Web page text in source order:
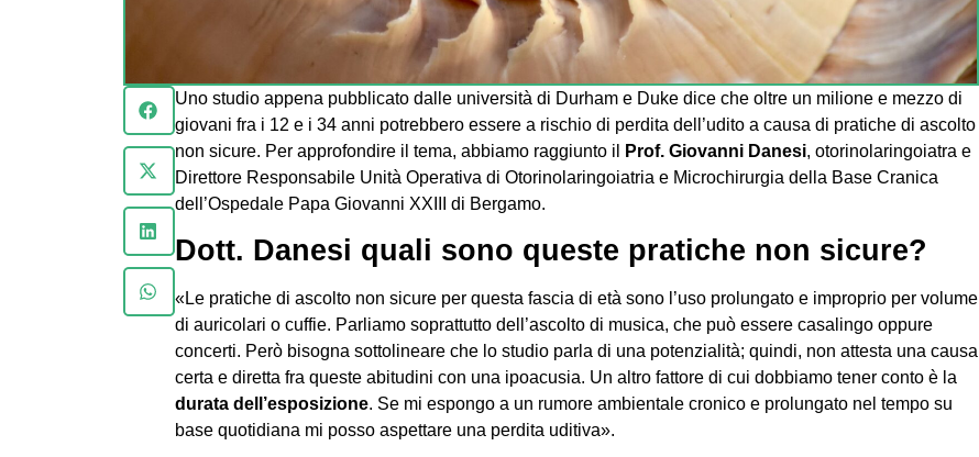
Uno studio appena pubblicato dalle università di Durham e Duke dice che oltre un milione e mezzo di
giovani fra i 12 e i 34 anni potrebbero essere a rischio di perdita dell’udito a causa di pratiche di ascolto
non sicure. Per approfondire il tema, abbiamo raggiunto il
Prof. Giovanni Danesi, otorinolaringoiatra e
Direttore Responsabile Unità Operativa di Otorinolaringoiatria e Microchirurgia della Base Cranica
dell’Ospedale Papa Giovanni XXIII di Bergamo.
Dott. Danesi quali sono queste pratiche non sicure?
«Le pratiche di ascolto non sicure per questa fascia di età sono l’uso prolungato e improprio per volume
di auricolari o cuffie. Parliamo soprattutto dell’ascolto di musica, che può essere casalingo oppure
concerti. Però bisogna sottolineare che lo studio parla di una potenzialità; quindi, non attesta una causa
certa e diretta fra queste abitudini con una ipoacusia. Un altro fattore di cui dobbiamo tener conto è la
durata dell’esposizione. Se mi espongo a un rumore ambientale cronico e prolungato nel tempo su
base quotidiana mi posso aspettare una perdita uditiva».